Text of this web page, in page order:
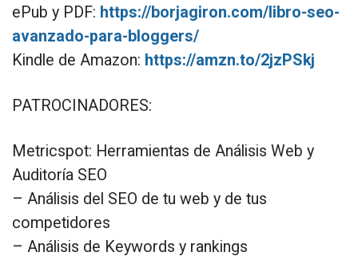
ePub y PDF: https://borjagiron.com/libro-seo-
avanzado-para-bloggers/
Kindle de Amazon: https://amzn.to/2jzPSkj
PATROCINADORES:
Metricspot: Herramientas de Análisis Web y
Auditoría SEO
– Análisis del SEO de tu web y de tus
competidores
– Análisis de Keywords y rankings